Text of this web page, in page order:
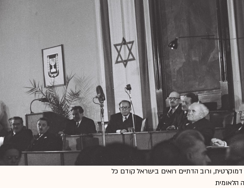
ורוב הדתיים רואים בישראל קודם כל
הלאומית